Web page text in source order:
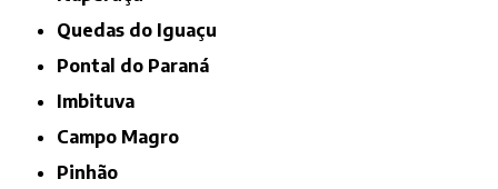
Quedas do Iguaçu
Pontal do Paraná
Imbituva
Campo Magro
Pinhão